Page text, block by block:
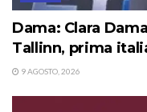
Dama: Clara
Tallinn, prima
9 AGOSTO, 2026